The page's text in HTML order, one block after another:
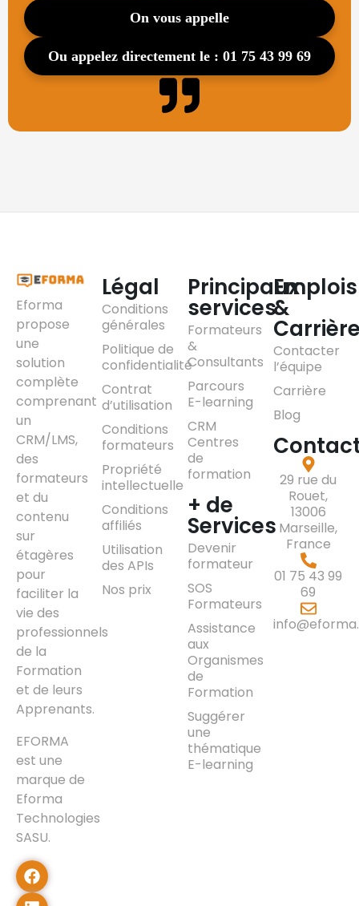
on vous appelle
ou appelez directement le : 01 75 43 99 69
Eforma
propose
une
solution
complète
comprenant
un
CRM/LMS,
des
formateurs
et du
contenu
sur
étagères
pour
faciliter la
vie des
professionnels
de la
Formation
et de leurs
Apprenants.
EFORMA
est une
marque de
Eforma
Technologies
SASU.
Légal
Conditions
générales
Politique de
confidentialité
Contrat
d’utilisation
Conditions
formateurs
Propriété
intellectuelle
Conditions
affiliés
Utilisation
des APIs
Nos prix
Principaux
services
Formateurs
&
Consultants
Parcours
E-learning
CRM
Centres
de
formation
+ de
Services
Devenir
formateur
SOS
Formateurs
Assistance
aux
Organismes
de
Formation
Suggérer
une
thématique
E-learning
Emplois
&
Contacter
l’équipe
Carrière
Blog
29 rue du
Rouet,
13006
Marseille,
France
01 75 43 99
69